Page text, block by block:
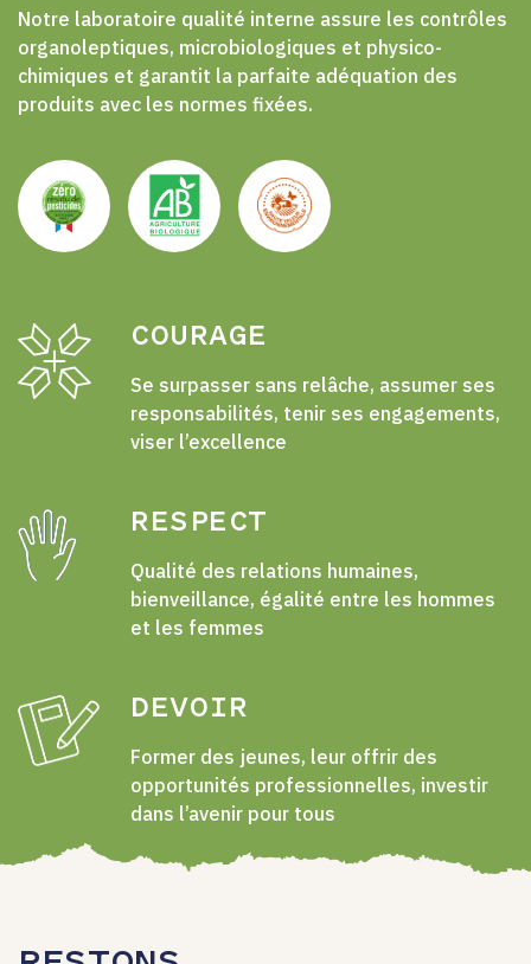
Notre laboratoire qualité interne assure les contrôles
organoleptiques, microbiologiques et physico-
chimiques et garantit la parfaite adéquation des
produits avec les normes fixées.
COURAGE
Se surpasser sans relâche, assumer ses
responsabilités, tenir ses engagements,
viser l’excellence
RESPECT
Qualité des relations humaines,
bienveillance, égalité entre les hommes
et les femmes
DEVOIR
Former des jeunes, leur offrir des
opportunités professionnelles, investir
dans l’avenir pour tous